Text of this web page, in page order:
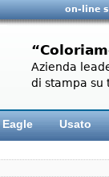
on-line
Azienda
di stampa su
Usato